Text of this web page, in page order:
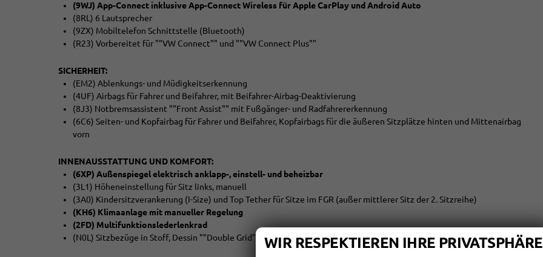
(9WJ) App-Connect inklusive App-Connect Wireless für Apple CarPlay und Android Auto
(8RL) 6 Lautsprecher
(9ZX) Mobiltelefon Schnittstelle (Bluetooth)
(R23) Vorbereitet für ""VW Connect"" und ""VW Connect Plus""
SICHERHEIT:
(EM2) Ablenkungs- und Müdigkeitserkennung
(4UF) Airbags für Fahrer und Beifahrer, mit Beifahrer-Airbag-Deaktivierung
(8J3) Notbremsassistent ""Front Assist"" mit Fußgänger- und Radfahrererkennung
(6C6) Seiten- und Kopfairbag für Fahrer und Beifahrer, Kopfairbags für die äußeren Sitzplätze hinten und Mittenairbag
vorn
INNENAUSSTATTUNG UND KOMFORT:
(6XP) Außenspiegel elektrisch anklapp-, einstell- und beheizbar
(3L1) Höheneinstellung für Sitz links, manuell
(3A0) Kindersitzverankerung (I-Size) und Top Tether für Sitze im FGR (außer mittlerer Sitz der 2. Sitzreihe)
(KH6) Klimaanlage mit manueller Regelung
(2FD) Multifunktionslederlenkrad
(N0L) Sitzbezüge in Stoff, Dessin ""Double Grid""
WIR RESPEKTIEREN IHRE PRIVATSPHÄRE